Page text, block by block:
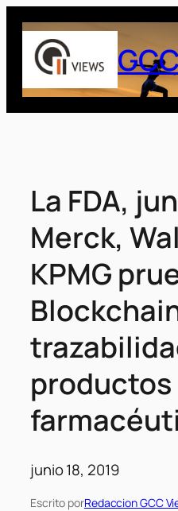
Saltar
contenido
La FDA,
Merck,
KPMG
productos
junio 18, 2019
Escrito porRedaccion GCC